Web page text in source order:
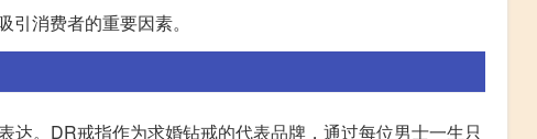
消费者的重要因素。
达。DR戒指作为求婚钻戒的代表品牌，通过每位男士一生只